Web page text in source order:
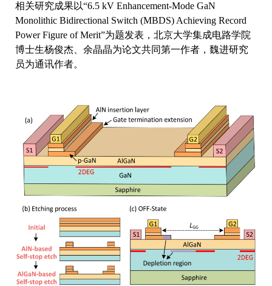
相关研究成果以“6.5 kV Enhancement-Mode GaN
Monolithic Bidirectional Switch (MBDS) Achieving Record
Power Figure of Merit”为题发表，北京大学集成电路学院
博士生杨俊杰、余晶晶为论文共同第一作者，魏进研究
员为通讯作者。